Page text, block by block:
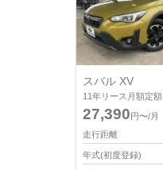
スバル XV
11年リース月額定額
27,390 円〜/月
走行距離
年式(初度登録)